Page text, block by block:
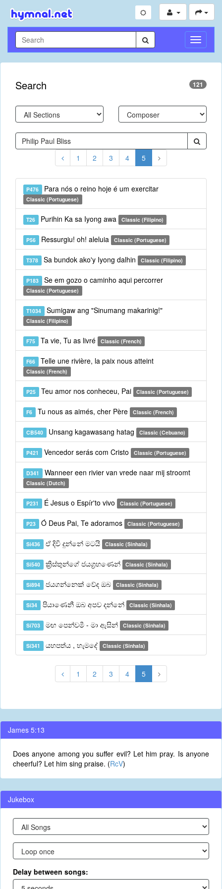
Toggle
Search 121
1 2 3 4 5
P476 Para nós o reino hoje é um exercitar
Classic (Portuguese)
T26 Purihin Ka sa Iyong awa Classic (Filipino)
P56 Ressurgiu! oh! aleluia Classic (Portuguese)
T378 Sa bundok ako'y Iyong dalhin Classic (Filipino)
P183 Se em gozo o caminho aqui percorrer
Classic (Portuguese)
T1034 Sumigaw ang "Sinumang makarinig!"
Classic (Filipino)
F75 Ta vie, Tu as livré Classic (French)
F66 Telle une rivière, la paix nous atteint
Classic (French)
P25 Teu amor nos conheceu, Pai Classic (Portuguese)
F6 Tu nous as aimés, cher Père Classic (French)
CB540 Unsang kagawasang hatag Classic (Cebuano)
P421 Vencedor serás com Cristo Classic (Portuguese)
D341 Wanneer een rivier van vrede naar mij stroomt
Classic (Dutch)
P231 É Jesus o Espír'to vivo Classic (Portuguese)
P23 Ó Deus Pai, Te adoramos Classic (Portuguese)
Si436 ඒ දිවි දුන්නේ මටයි Classic (Sinhala)
Si540 ක්‍රිස්තුන්ගේ ජයග්‍රහණෙන් Classic (Sinhala)
Si894 ජයගන්නෙක් වේද ඔබ Classic (Sinhala)
Si34 පියාණෙනී ඔබ අපව දන්නේ Classic (Sinhala)
Si703 මඟ පෙන්වමී - මා ඇසින් Classic (Sinhala)
Si341 යහපත්ය , හැමදේ Classic (Sinhala)
1 2 3 4 5
James 5:13
Does anyone among you suffer evil? Let him pray. Is anyone
cheerful? Let him sing praise. (RcV)
Jukebox
Delay between songs: